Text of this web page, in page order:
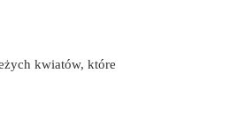
kwiatów, które